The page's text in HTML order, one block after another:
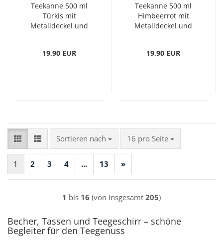
Teekanne 500 ml
Türkis mit
Metalldeckel und
19,90 EUR
Teekanne 500 ml
Himbeerrot mit
Metalldeckel und
19,90 EUR
Sortieren nach
Sortieren nach 16 pro Seite
pro Seite
1 2 3 4 ... 13 »
1 bis 16 (von insgesamt 205)
Becher, Tassen und Teegeschirr – schöne
Begleiter für den Teegenuss